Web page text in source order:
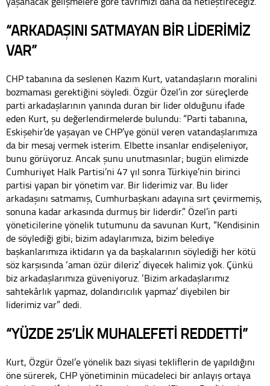
“ARKADAŞINI SATMAYAN BİR LİDERİMİZ
VAR”
CHP tabanına da seslenen Kazım Kurt, vatandaşların moralini
bozmaması gerektiğini söyledi. Özgür Özel’in zor süreçlerde
parti arkadaşlarının yanında duran bir lider olduğunu ifade
eden Kurt, şu değerlendirmelerde bulundu: “Parti tabanına,
Eskişehir’de yaşayan ve CHP’ye gönül veren vatandaşlarımıza
da bir mesaj vermek isterim. Elbette insanlar endişeleniyor,
bunu görüyoruz. Ancak şunu unutmasınlar; bugün elimizde
Cumhuriyet Halk Partisi’ni 47 yıl sonra Türkiye’nin birinci
partisi yapan bir yönetim var. Bir liderimiz var. Bu lider
arkadaşını satmamış, Cumhurbaşkanı adayına sırt çevirmemiş,
sonuna kadar arkasında durmuş bir liderdir.” Özel’in parti
yöneticilerine yönelik tutumunu da savunan Kurt, “Kendisinin
de söylediği gibi; bizim adaylarımıza, bizim belediye
başkanlarımıza iktidarın ya da başkalarının söylediği her kötü
söz karşısında ‘aman özür dileriz’ diyecek halimiz yok. Çünkü
biz arkadaşlarımıza güveniyoruz. ‘Bizim arkadaşlarımız
sahtekârlık yapmaz, dolandırıcılık yapmaz’ diyebilen bir
liderimiz var” dedi.
“YÜZDE 25’LİK MUHALEFETİ REDDETTİ”
Kurt, Özgür Özel’e yönelik bazı siyasi tekliflerin de yapıldığını
öne sürerek, CHP yönetiminin mücadeleci bir anlayış ortaya